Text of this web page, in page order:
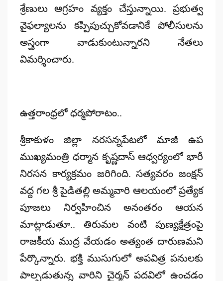
శ్రేణులు ఆగ్రహం వ్యక్తం చేస్తున్నాయి. ప్రభుత్వ
వైఫల్యాలను కప్పిపుచ్చుకోవడానికే పోలీసులను
అస్త్రంగా వాడుకుంటున్నారని నేతలు
విమర్శించారు.
ఉత్తరాంధ్రలో ధర్మపోరాటం..
శ్రీకాకుళం జిల్లా నరసన్నపేటలో మాజీ ఉప
ముఖ్యమంత్రి ధర్మాన కృష్ణదాస్ ఆధ్వర్యంలో భారీ
నిరసన కార్యక్రమం జరిగింది. సత్యవరం జంక్షన్
వద్ద గల శ్రీ పైడితల్లి అమ్మవారి ఆలయంలో ప్రత్యేక
పూజలు నిర్వహించిన అనంతరం ఆయన
మాట్లాడుతూ.. తిరుమల వంటి పుణ్యక్షేత్రంపై
రాజకీయ ముద్ర వేయడం అత్యంత దారుణమని
పేర్కొన్నారు. భక్తి ముసుగులో అపవిత్ర పనులకు
పాల్పడుతున్న వారిని చైర్మన్ పదవిలో ఉంచడం